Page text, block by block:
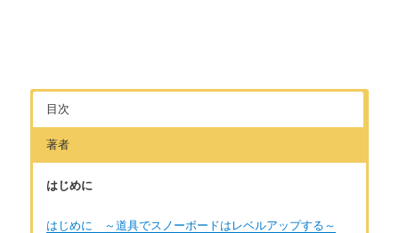
目次
著者
はじめに
はじめに ～道具でスノーボードはレベルアップする～